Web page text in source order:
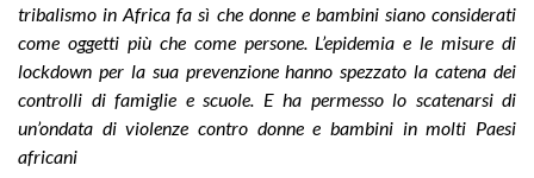
tribalismo in Africa fa sì che donne e bambini siano considerati
come oggetti più che come persone. L’epidemia e le misure di
lockdown per la sua prevenzione hanno spezzato la catena dei
controlli di famiglie e scuole. E ha permesso lo scatenarsi di
un’ondata di violenze contro donne e bambini in molti Paesi
africani